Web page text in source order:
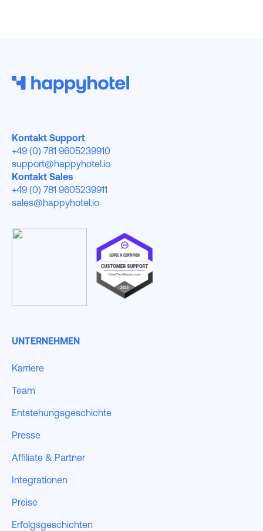
Kontakt Support
+49 (0) 781 9605239910
support@happyhotel.io
Kontakt Sales
+49 (0) 781 9605239911
sales@happyhotel.io
UNTERNEHMEN
Karriere
Team
Entstehungsgeschichte
Presse
Affiliate & Partner
Integrationen
Preise
Erfolgsgeschichten